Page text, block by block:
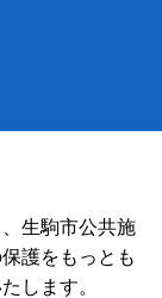
生駒市公共施
護をもっとも
します。